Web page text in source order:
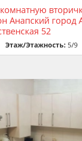
Анапский город
52
Этаж/Этажность: 5/9